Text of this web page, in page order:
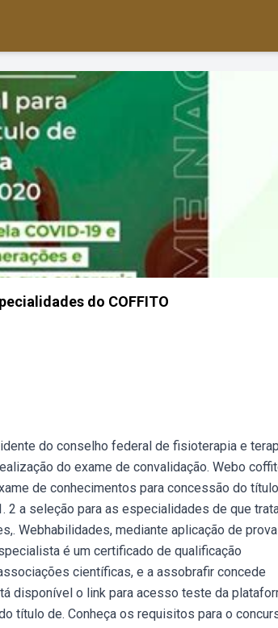
do COFFITO
do conselho federal de fisioterapia e
do exame de convalidação. Webo
de conhecimentos para concessão do título
a seleção para as especialidades de que
Webhabilidades, mediante aplicação de
é um certificado de qualificação
científicas, e a assobrafir concede
disponível o link para acesso teste da
título de. Conheça os requisitos para o